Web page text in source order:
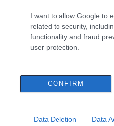
I want to allow Google to
related to security,
functionality and fraud
user protection.
CONFIRM
Data Deletion Data